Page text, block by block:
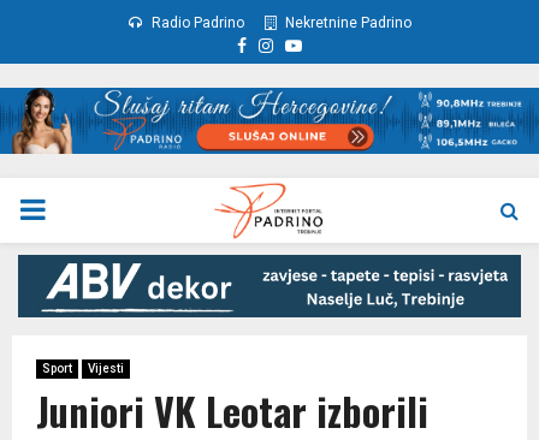
Radio Padrino Nekretnine Padrino
Facebook
Instagram
Youtube
PRIMARY
MENU
Sport Vijesti
Juniori VK Leotar izborili